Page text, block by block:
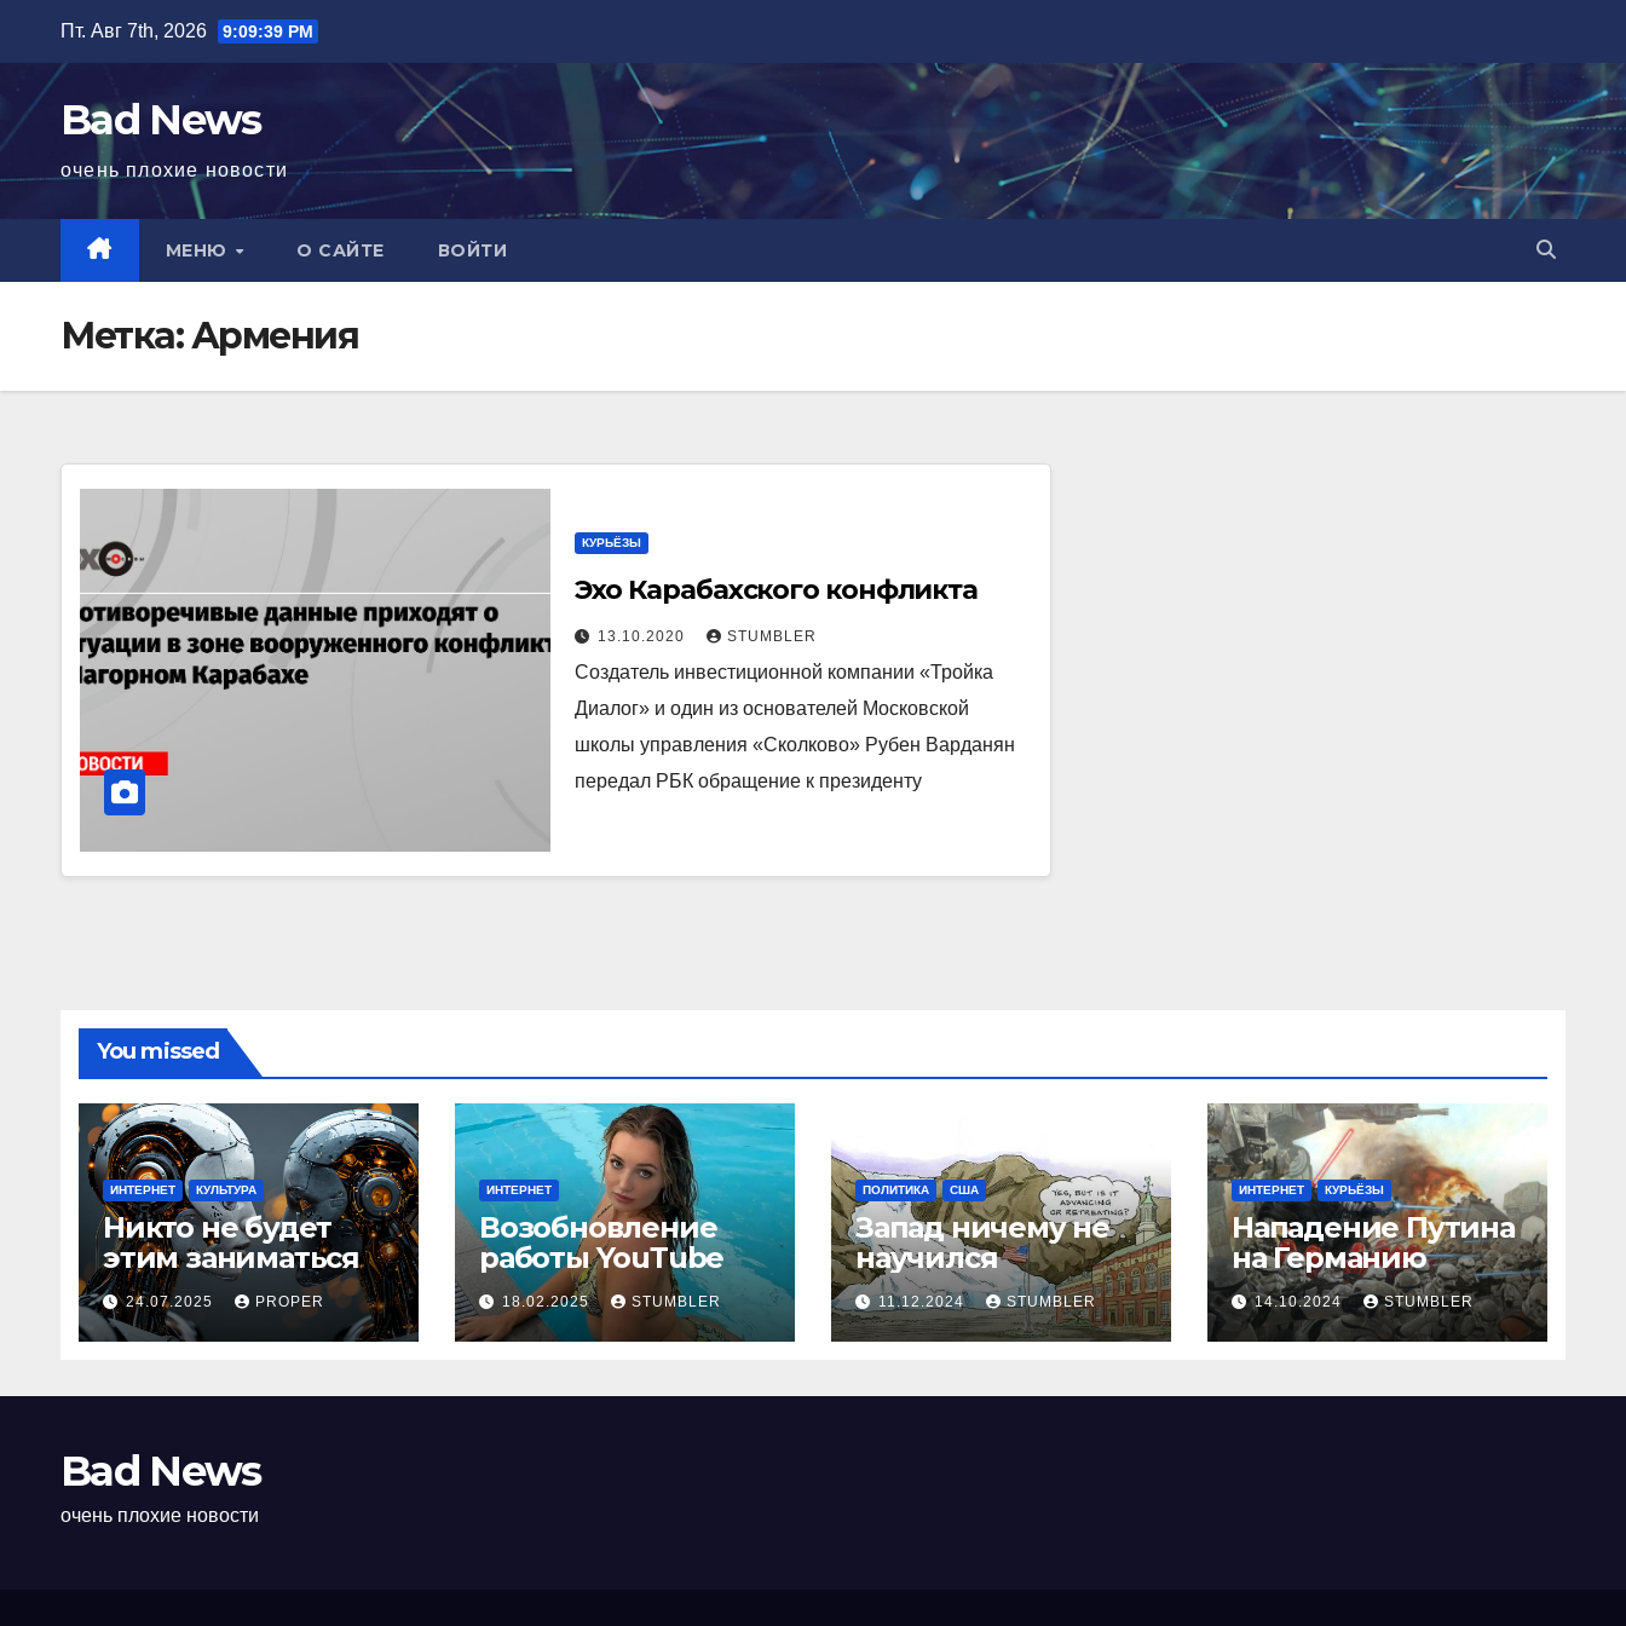
содержимому
Пт. Авг 7th, 2026 9:09:39 PM
Bad News
очень плохие новости
МЕНЮ О САЙТЕ ВОЙТИ
Метка:Армения
КУРЬЁЗЫ
Эхо Карабахского конфликта
13.10.2020 STUMBLER
Создатель инвестиционной компании «Тройка
Диалог» и один из основателей Московской
школы управления «Сколково» Рубен Варданян
передал РБК обращение к президенту
You missed
ИНТЕРНЕТ КУЛЬТУРА
Никто не будет
этим заниматься
24.07.2025 PROPER
ИНТЕРНЕТ
Возобновление
работы YouТube
18.02.2025 STUMBLER
ПОЛИТИКА США
Запад ничему не
научился
11.12.2024 STUMBLER
ИНТЕРНЕТ КУРЬЁЗЫ
Нападение Путина
на Германию
14.10.2024 STUMBLER
Bad News
очень плохие новости